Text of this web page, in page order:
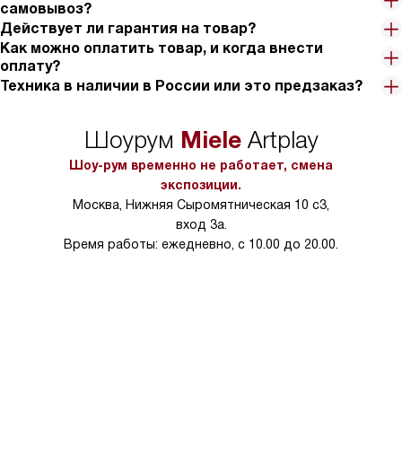
самовывоз?
Действует ли гарантия на товар?
Как можно оплатить товар, и когда внести
оплату?
Техника в наличии в России или это предзаказ?
Шоурум MieleArtplay
Шоу-рум временно не работает, смена
экспозиции.
Москва, Нижняя Сыромятническая 10 с3,
вход 3а.
Время работы: ежедневно, с 10.00 до 20.00.